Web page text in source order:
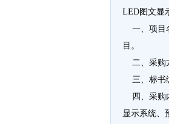
LED图文显
一、项目
目。
二、采购
三、标书
四、采购
显示系统、